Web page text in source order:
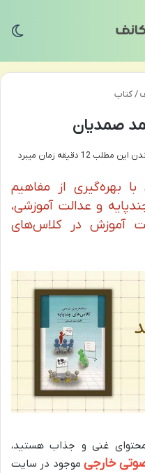
/کتاب
صمدیان
مطلب 12 دقیقه زمان میبرد
با بهره‌گیری از مفاهیم
و عدالت آموزشی،
آموزش در کلاس‌های
غنی و جذاب هستید،
خارجی موجود در سایت